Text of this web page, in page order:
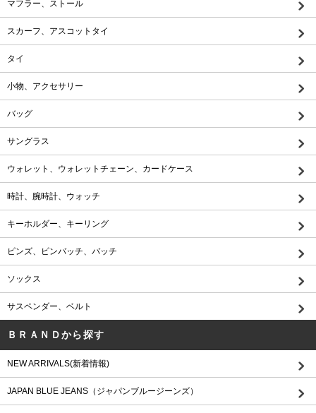
マフラー、ストール
スカーフ、アスコットタイ
タイ
小物、アクセサリー
バッグ
サングラス
ウォレット、ウォレットチェーン、カードケース
時計、腕時計、ウォッチ
キーホルダー、キーリング
ピンズ、ピンバッチ、バッチ
ソックス
サスペンダー、ベルト
ＢＲＡＮＤから探す
NEW ARRIVALS(新着情報)
JAPAN BLUE JEANS（ジャパンブルージーンズ）